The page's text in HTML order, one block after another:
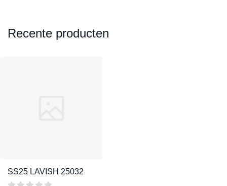
Recente producten
SS25 LAVISH 25032